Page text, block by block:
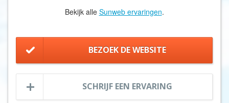
Bekijk alle Sunweb ervaringen.
BEZOEK DE WEBSITE
SCHRIJF EEN ERVARING